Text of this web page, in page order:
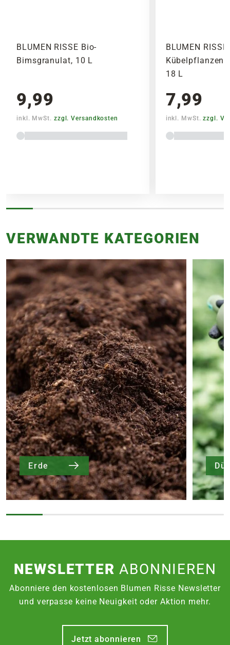
BLUMEN RISSE Bio-
Bimsgranulat, 10 L
9,99
inkl. MwSt. zzgl. Versandkosten
BLUMEN
18 L
7,99
inkl. MwSt.zzgl.
VERWANDTE KATEGORIEN
Erde
NEWSLETTERABONNIEREN
Abonniere den kostenlosen Blumen Risse Newsletter
und verpasse keine Neuigkeit oder Aktion mehr.
Jetzt abonnieren